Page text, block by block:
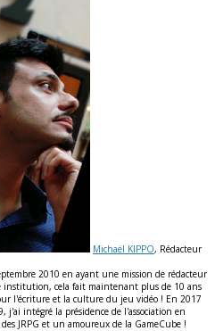
Michaël KIPPO, Rédacteur
2010 en ayant une mission de rédacteur
cela fait maintenant plus de 10 ans
l'écriture et la culture du jeu vidéo ! En 2017
j'ai intégré la présidence de l'association en
JRPG et un amoureux de la GameCube !